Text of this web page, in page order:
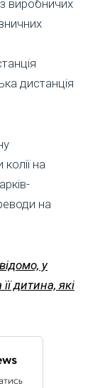
виробничих
дистанція
на
на
у
дитина, які